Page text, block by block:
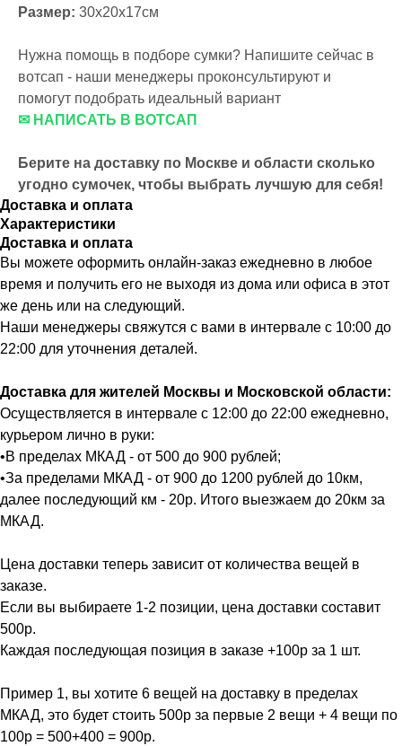
Размер: 30х20х17см
Нужна помощь в подборе сумки? Напишите сейчас в
вотсап - наши менеджеры проконсультируют и
помогут подобрать идеальный вариант
✉ НАПИСАТЬ В ВОТСАП
Берите на доставку по Москве и области сколько
угодно сумочек, чтобы выбрать лучшую для себя!
Доставка и оплата
Характеристики
Доставка и оплата
Вы можете оформить онлайн-заказ ежедневно в любое
время и получить его не выходя из дома или офиса в этот
же день или на следующий.
Наши менеджеры свяжутся с вами в интервале с 10:00 до
22:00 для уточнения деталей.
Доставка для жителей Москвы и Московской области:
Осуществляется в интервале с 12:00 до 22:00 ежедневно,
курьером лично в руки:
•В пределах МКАД - от 500 до 900 рублей;
•За пределами МКАД - от 900 до 1200 рублей до 10км,
далее последующий км - 20р. Итого выезжаем до 20км за
МКАД.
Цена доставки теперь зависит от количества вещей в
заказе.
Если вы выбираете 1-2 позиции, цена доставки составит
500р.
Каждая последующая позиция в заказе +100р за 1 шт.
Пример 1, вы хотите 6 вещей на доставку в пределах
МКАД, это будет стоить 500р за первые 2 вещи + 4 вещи по
100р = 500+400 = 900р.